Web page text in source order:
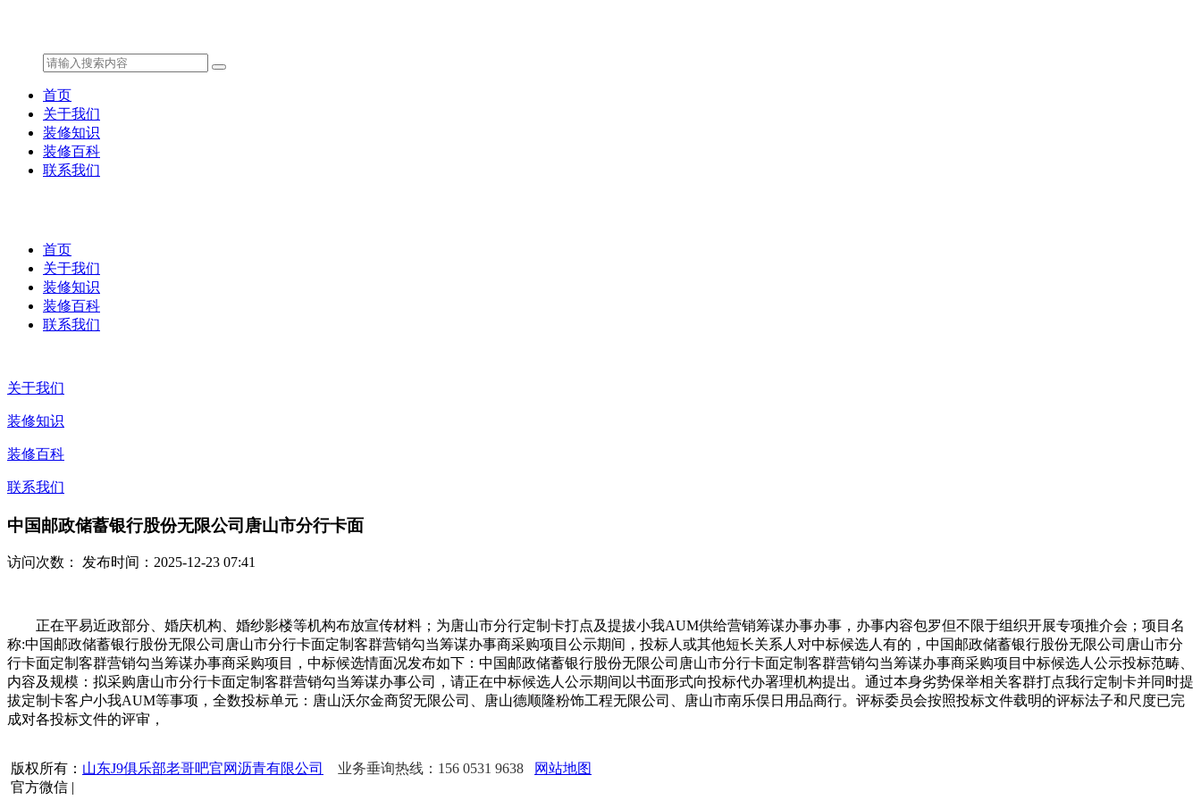
首页
关于我们
装修知识
装修百科
联系我们
首页
关于我们
装修知识
装修百科
联系我们
关于我们
装修知识
装修百科
联系我们
中国邮政储蓄银行股份无限公司唐山市分行卡面
访问次数： 发布时间：2025-12-23 07:41
正在平易近政部分、婚庆机构、婚纱影楼等机构布放宣传材料；为唐山市分行定制卡打点及提拔小我AUM供给营销筹谋办事办事，办事内容包罗但不限于组织开展专项推介会；项目名
称:中国邮政储蓄银行股份无限公司唐山市分行卡面定制客群营销勾当筹谋办事商采购项目公示期间，投标人或其他短长关系人对中标候选人有的，中国邮政储蓄银行股份无限公司唐山市分
行卡面定制客群营销勾当筹谋办事商采购项目，中标候选情面况发布如下：中国邮政储蓄银行股份无限公司唐山市分行卡面定制客群营销勾当筹谋办事商采购项目中标候选人公示投标范畴、
内容及规模：拟采购唐山市分行卡面定制客群营销勾当筹谋办事公司，请正在中标候选人公示期间以书面形式向投标代办署理机构提出。通过本身劣势保举相关客群打点我行定制卡并同时提
拔定制卡客户小我AUM等事项，全数投标单元：唐山沃尔金商贸无限公司、唐山德顺隆粉饰工程无限公司、唐山市南乐俣日用品商行。评标委员会按照投标文件载明的评标法子和尺度已完
成对各投标文件的评审，
版权所有： 山东J9俱乐部老哥吧官网沥青有限公司 业务垂询热线：156 0531 9638
网站地图
官方微信 |